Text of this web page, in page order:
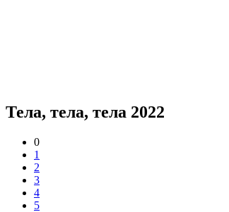
Тела, тела, тела 2022
0
1
2
3
4
5